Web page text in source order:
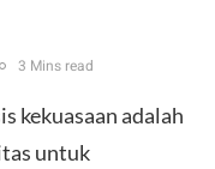
3 Mins read
kekuasaan adalah
untuk